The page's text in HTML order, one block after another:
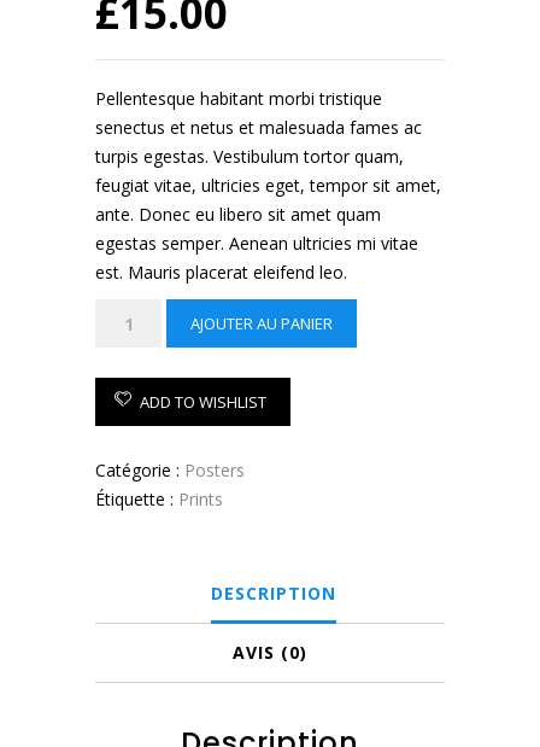
£15.00
Pellentesque habitant morbi tristique
senectus et netus et malesuada fames ac
turpis egestas. Vestibulum tortor quam,
feugiat vitae, ultricies eget, tempor sit amet,
ante. Donec eu libero sit amet quam
egestas semper. Aenean ultricies mi vitae
est. Mauris placerat eleifend leo.
Cams
AJOUTER AU PANIER
ADD TO WISHLIST
Catégorie : Posters
Étiquette : Prints
DESCRIPTION
AVIS (0)